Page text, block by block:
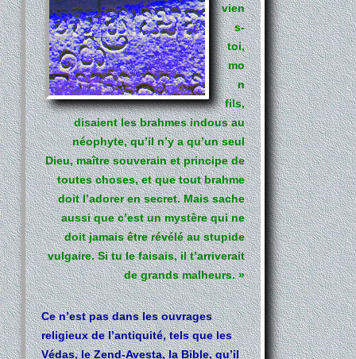
vien
s-
toi,
mo
n
fils,
disaient les brahmes indous au
néophyte, qu’il n’y a qu’un seul
Dieu, maître souverain et principe de
toutes choses, et que tout brahme
doit l’adorer en secret. Mais sache
aussi que c’est un mystère qui ne
doit jamais être révélé au stupide
vulgaire. Si tu le faisais, il t’arriverait
de grands malheurs. »
Ce n’est pas dans les ouvrages
religieux de l’antiquité, tels que les
Védas, le Zend-Avesta, la Bible, qu’il